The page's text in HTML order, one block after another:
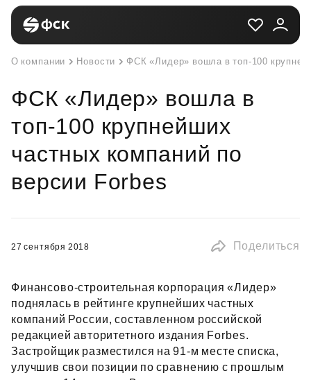
О компании Новости ФСК «Лидер» вошла в топ-100
ФСК «Лидер» вошла в
топ-100 крупнейших
частных компаний по
версии Forbes
27 сентября 2018 Поделиться
Финансово‑строительная корпорация «Лидер»
поднялась в рейтинге крупнейших частных
компаний России, составленном российской
редакцией авторитетного издания Forbes.
Застройщик разместился на 91‑м месте списка,
улучшив свои позиции по сравнению с прошлым